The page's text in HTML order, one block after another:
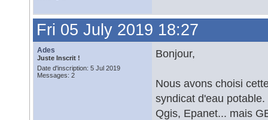
Fri 05 July 2019 18:27
Ades
Juste Inscrit !
Date d'inscription: 5 Jul 2019
Messages: 2
Bonjour,
Nous avons choisi
syndicat d'eau
Qgis, Epanet... mais